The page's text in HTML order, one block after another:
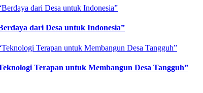
dari Desa untuk Indonesia”
Terapan untuk Membangun Desa Tangguh”